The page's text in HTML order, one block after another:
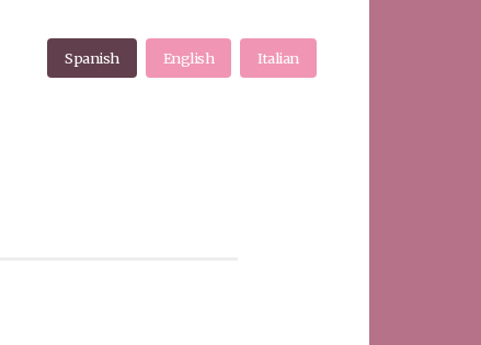
Spanish English Italian